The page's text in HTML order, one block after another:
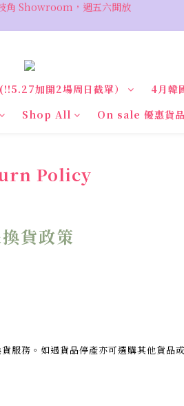
』可享折上折優惠，低至78折
』可享折上折優惠，低至78折
加開2場周日截單）
4月韓
Shop All On sale 優惠貨
Policy
貨政策
服務。如遇貨品停產亦可選購其他貨品